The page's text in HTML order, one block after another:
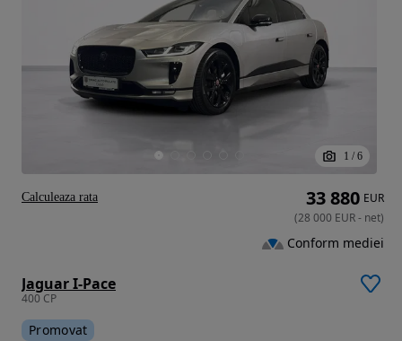
1 / 6
Jaguar I-Pace
400 CP
Promovat
33 880 EUR
(28 000 EUR- net)
Conform mediei
Calculeaza rata